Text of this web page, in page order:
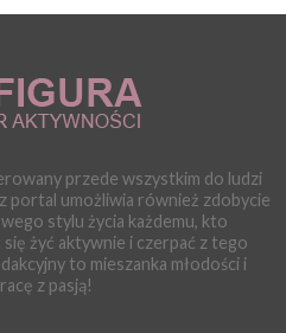
przede wszystkim do ludzi
portal umożliwia również zdobycie
stylu życia każdemu, kto
żyć aktywnie i czerpać z tego
to mieszanka młodości i
z pasją!